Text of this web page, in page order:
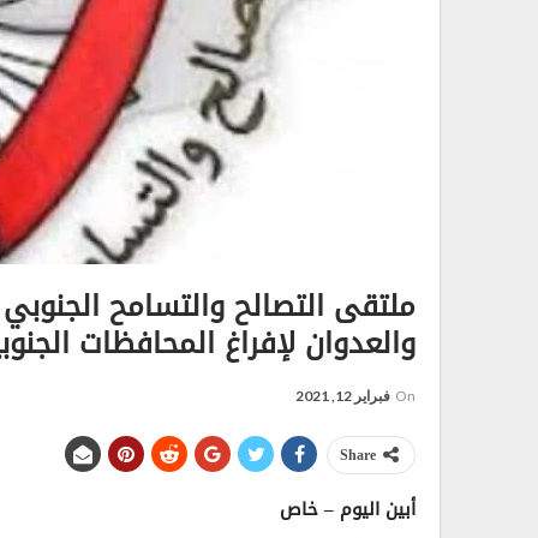
ملتقى التصالح والتسامح
والعدوان لإفراغ المحافظات
On فبراير 12, 2021
Share
أبين اليوم – خاص